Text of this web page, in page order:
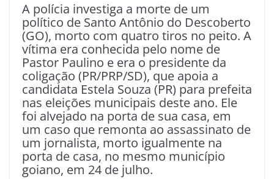
A polícia investiga a morte de um
político de Santo Antônio do Descoberto
(GO), morto com quatro tiros no peito. A
vítima era conhecida pelo nome de
Pastor Paulino e era o presidente da
coligação (PR/PRP/SD), que apoia a
candidata Estela Souza (PR) para prefeita
nas eleições municipais deste ano. Ele
foi alvejado na porta de sua casa, em
um caso que remonta ao assassinato de
um jornalista, morto igualmente na
porta de casa, no mesmo município
goiano, em 24 de julho.